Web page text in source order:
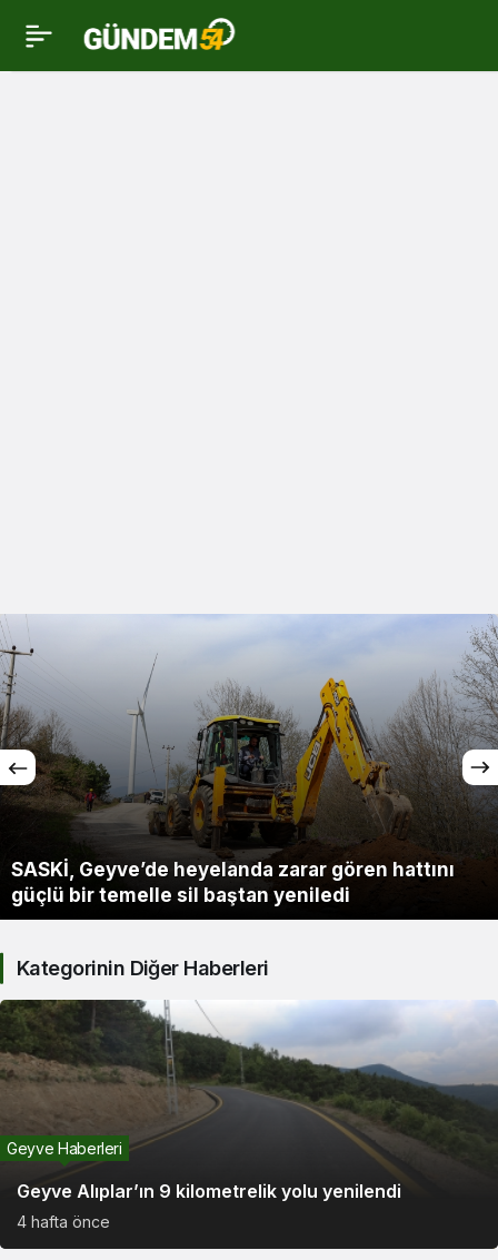
Geyve
Alifuatpaşa’nın içme suyu altyapısı sokak sokak
yenileniyor
Kategorinin Diğer Haberleri
Geyve Alıplar’ın 9 kilometrelik yolu yenilendi
Geyve Haberleri
4 hafta önce